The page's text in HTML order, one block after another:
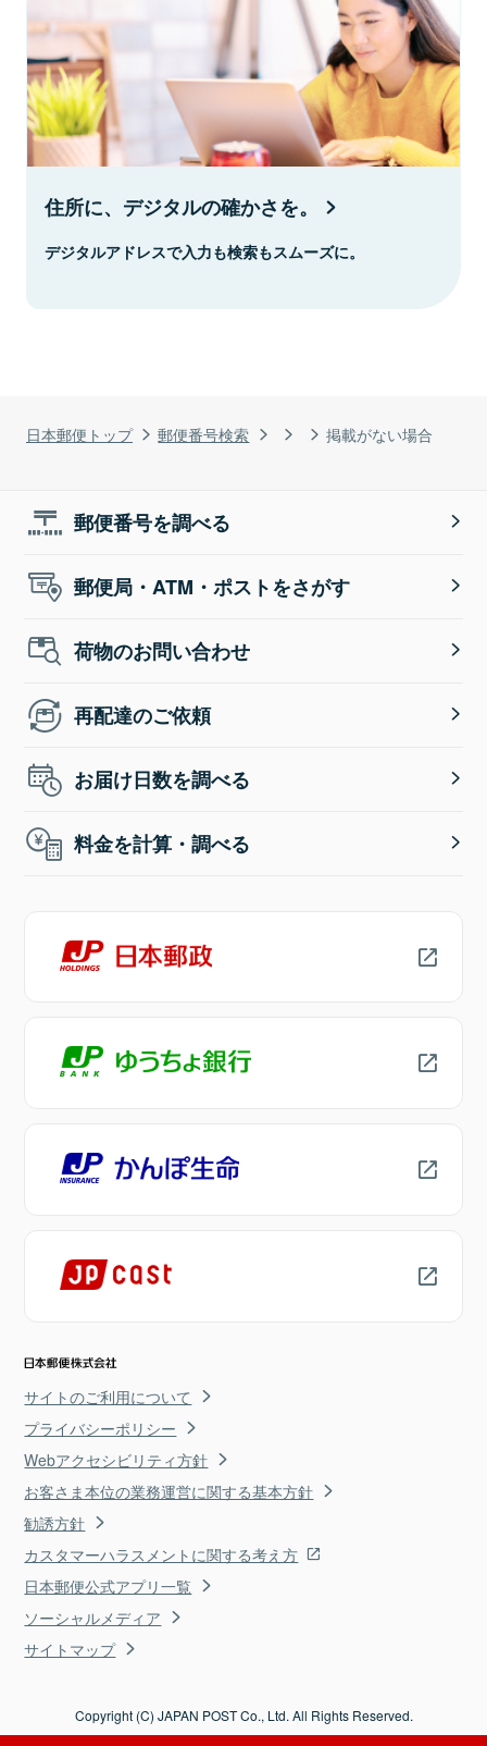
日本郵便トップ 郵便番号検索 掲載がない場合
住所に、デジタルの確かさを。
デジタルアドレスで入力も検索もスムーズに。
郵便番号を調べる
郵便局・ATM・ポストをさがす
荷物のお問い合わせ
再配達のご依頼
お届け日数を調べる
料金を計算・調べる
サイトのご利用について
プライバシーポリシー
Webアクセシビリティ方針
お客さま本位の業務運営に関する基本方針
勧誘方針
カスタマーハラスメントに関する考え方
日本郵便公式アプリ一覧
ソーシャルメディア
サイトマップ
Copyright (C) JAPAN POST Co., Ltd. All Rights Reserved.